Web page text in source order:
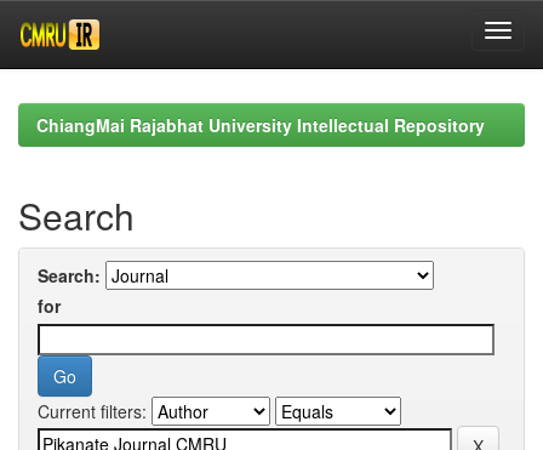
navigationChiangMai Rajabhat University Intellectual Repository
Search
Search:
for
Current filters: